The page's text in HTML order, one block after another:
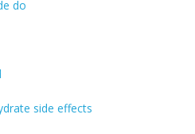
do
side effects